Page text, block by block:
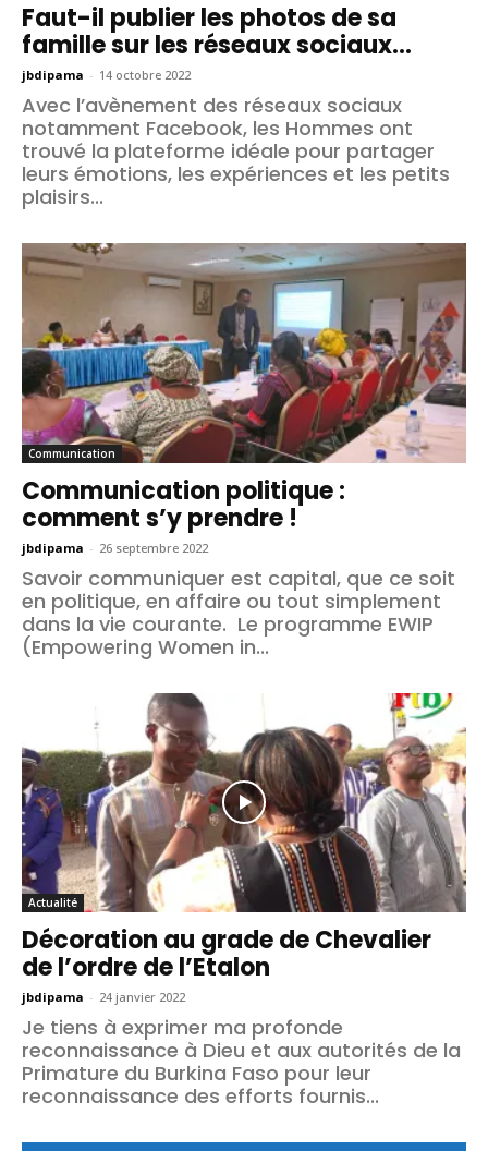
Faut-il publier les photos de sa
famille sur les réseaux sociaux...
jbdipama - 14 octobre 2022
Avec l’avènement des réseaux sociaux
notamment Facebook, les Hommes ont
trouvé la plateforme idéale pour partager
leurs émotions, les expériences et les petits
plaisirs...
Communication
Communication politique :
comment s’y prendre !
jbdipama - 26 septembre 2022
Savoir communiquer est capital, que ce soit
en politique, en affaire ou tout simplement
dans la vie courante. Le programme EWIP
(Empowering Women in...
Actualité
Décoration au grade de Chevalier
de l’ordre de l’Etalon
jbdipama - 24 janvier 2022
Je tiens à exprimer ma profonde
reconnaissance à Dieu et aux autorités de la
Primature du Burkina Faso pour leur
reconnaissance des efforts fournis...